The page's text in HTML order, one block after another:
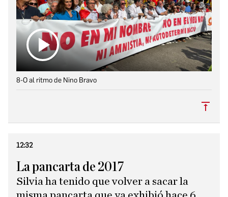
8-O al ritmo de Nino Bravo
12:32
La pancarta de 2017
Silvia ha tenido que volver a sacar la